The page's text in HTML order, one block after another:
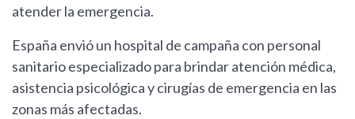
atender la emergencia.
España envió un hospital de campaña con personal
sanitario especializado para brindar atención médica,
asistencia psicológica y cirugías de emergencia en las
zonas más afectadas.